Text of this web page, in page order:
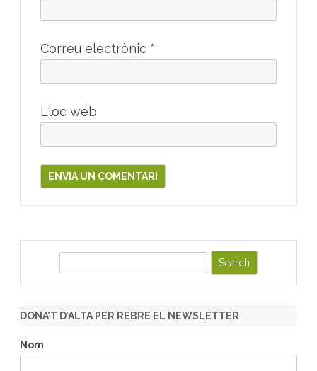
Correu electrònic *
Lloc web
r
h
DONA’T D’ALTA PER REBRE EL NEWSLETTER
Nom